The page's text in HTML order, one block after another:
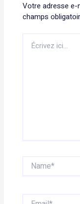
Votre adresse e-
champs
ici…
Name*
Email*